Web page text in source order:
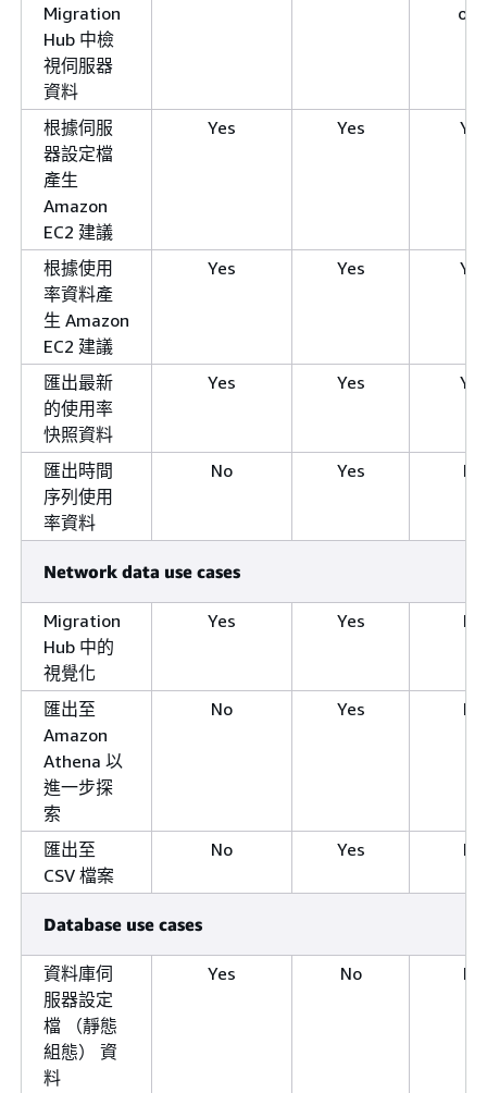
Migration
Hub 中檢
視伺服器
資料
根據伺服
器設定檔
產生
Amazon
EC2 建議
Yes Yes Yes
根據使用
率資料產
生 Amazon
EC2 建議
Yes Yes Yes
匯出最新
的使用率
快照資料
Yes Yes Yes
匯出時間
序列使用
率資料
No Yes No
Network data use cases
Migration
Hub 中的
視覺化
Yes Yes No
匯出至
Amazon
Athena 以
進一步探
索
No Yes No
匯出至
CSV 檔案
No Yes No
Database use cases
資料庫伺
服器設定
檔 （靜態
組態） 資
料
Yes No No